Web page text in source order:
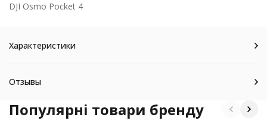
DJI Osmo Pocket 4
Характеристики
Отзывы
Популярні товари бренду